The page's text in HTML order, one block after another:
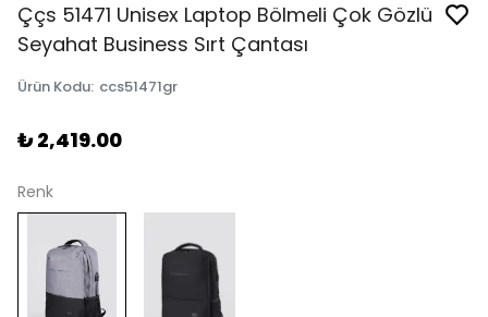
Ççs 51471 Unisex Laptop Bölmeli Çok Gözlü
Seyahat Business Sırt Çantası
Ürün Kodu: ccs51471gr
₺ 2,419.00
Renk